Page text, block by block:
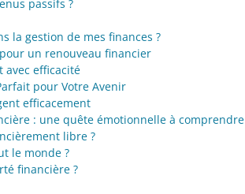
passifs ?
la gestion de mes finances ?
un renouveau financier
avec efficacité
pour Votre Avenir
efficacement
: une quête émotionnelle à comprendre
libre ?
le monde ?
financière ?